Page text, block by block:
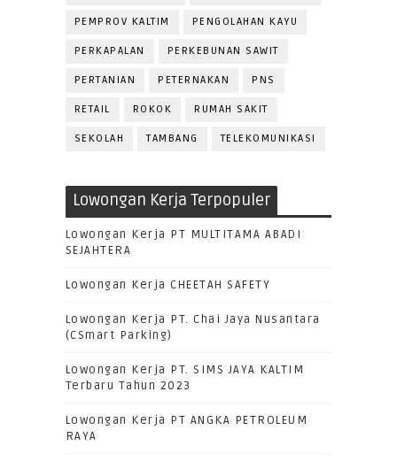
PEMPROV KALTIM PENGOLAHAN KAYU
PERKAPALAN PERKEBUNAN SAWIT
PERTANIAN PETERNAKAN PNS
RETAIL ROKOK RUMAH SAKIT
SEKOLAH TAMBANG TELEKOMUNIKASI
Lowongan Kerja Terpopuler
Lowongan Kerja PT MULTITAMA ABADI
SEJAHTERA
Lowongan Kerja CHEETAH SAFETY
Lowongan Kerja PT. Chai Jaya Nusantara
(CSmart Parking)
Lowongan Kerja PT. SIMS JAYA KALTIM
Terbaru Tahun 2023
Lowongan Kerja PT ANGKA PETROLEUM
RAYA